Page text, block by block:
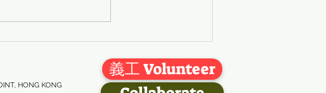
HONG KONG
義工 Volunteer